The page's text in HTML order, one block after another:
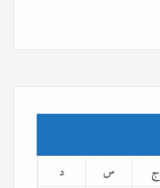
ج س
د